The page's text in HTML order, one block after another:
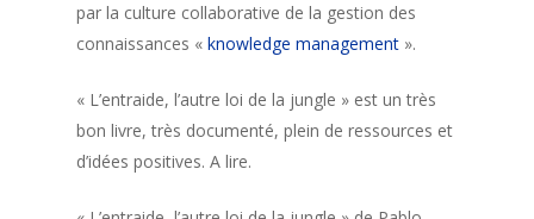
par la culture collaborative de la gestion des
connaissances « knowledge management ».
« L’entraide, l’autre loi de la jungle » est un très
bon livre, très documenté, plein de ressources et
d’idées positives. A lire.